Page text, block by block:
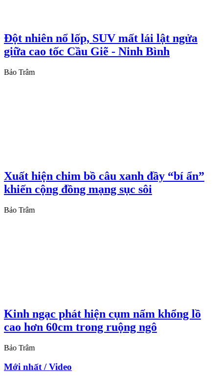
Đột nhiên nổ lốp, SUV mất lái lật ngửa
giữa cao tốc Cầu Giẽ - Ninh Bình
Bảo Trâm
Xuất hiện chim bồ câu xanh đầy “bí ẩn”
khiến cộng đồng mạng sục sôi
Bảo Trâm
Kinh ngạc phát hiện cụm nấm khổng lồ
cao hơn 60cm trong ruộng ngô
Bảo Trâm
Mới nhất / Video